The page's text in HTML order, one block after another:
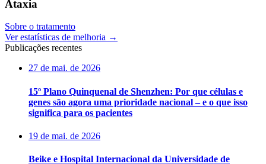
Ataxia
Sobre o tratamento
Ver estatísticas de melhoria →
Publicações recentes
27 de mai. de 2026
15º Plano Quinquenal de Shenzhen: Por que células e
genes são agora uma prioridade nacional – e o que isso
significa para os pacientes
19 de mai. de 2026
Beike e Hospital Internacional da Universidade de